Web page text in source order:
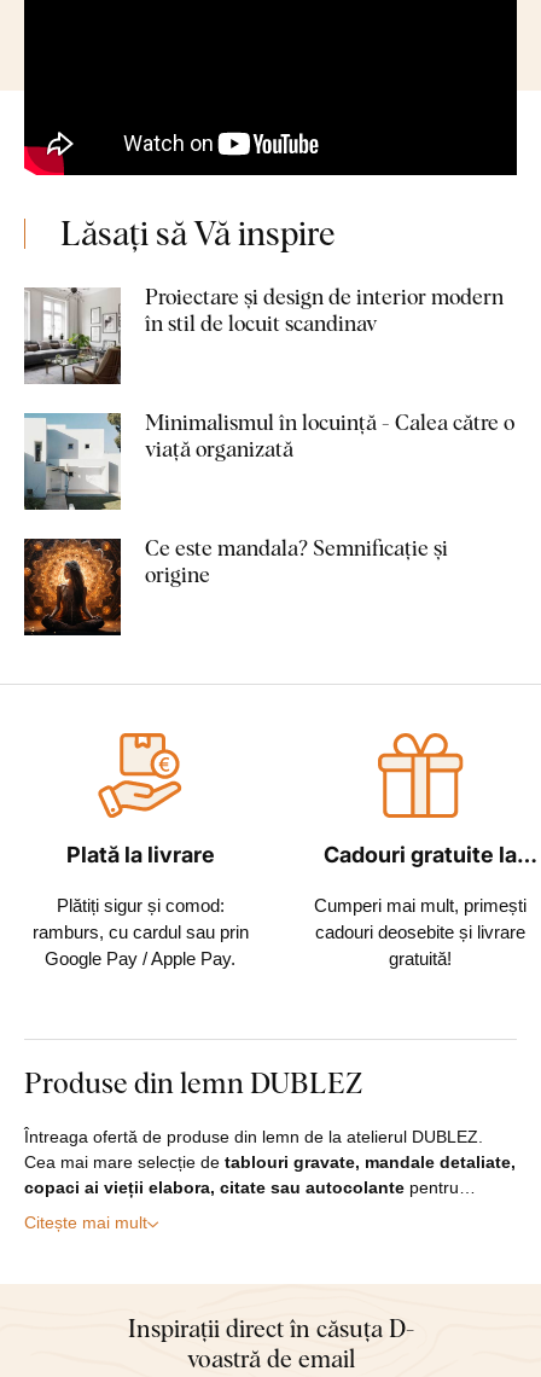
Lăsați să Vă inspire
Proiectare și design de interior modern
în stil de locuit scandinav
Minimalismul în locuință - Calea către o
viață organizată
Ce este mandala? Semnificație și
origine
Plată la livrare
Plătiți sigur și comod:
ramburs, cu cardul sau prin
Google Pay / Apple Pay.
Cadouri gratuite la
Cumperi mai mult, primești
cadouri deosebite și livrare
gratuită!
Produse din lemn DUBLEZ
Întreaga ofertă de produse din lemn de la atelierul DUBLEZ.
Cea mai mare selecție de tablouri gravate, mandale detaliate,
copaci ai vieții elabora, citate sau autocolante pentru…
Citește mai mult
Inspirații direct în căsuța D-
voastră de email